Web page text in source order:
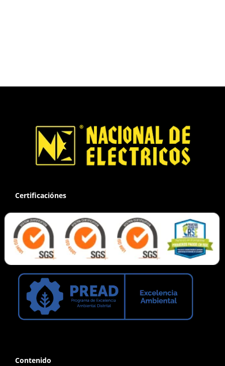
Certificaciónes
Contenido